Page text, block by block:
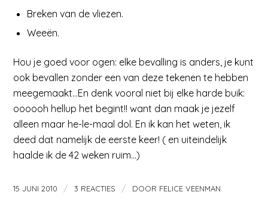
Breken van de vliezen.
Weeën.
Hou je goed voor ogen: elke bevalling is anders, je kunt
ook bevallen zonder een van deze tekenen te hebben
meegemaakt…En denk vooral niet bij elke harde buik:
oooooh hellup het begint!! want dan maak je jezelf
alleen maar he-le-maal dol. En ik kan het weten, ik
deed dat namelijk de eerste keer! ( en uiteindelijk
haalde ik de 42 weken ruim…)
15 JUNI 2010 / 3 REACTIES / DOOR FELICE VEENMAN